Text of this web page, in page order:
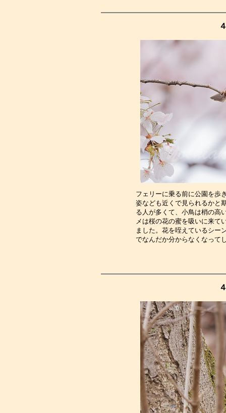
フェリーに乗る前に公園を歩
姿なども近くで見られるかと
る人が多くて、小鳥は梢の高
メは桜の花の蜜を吸いに来て
ました。花を咥えているシー
でなんだか分からなく